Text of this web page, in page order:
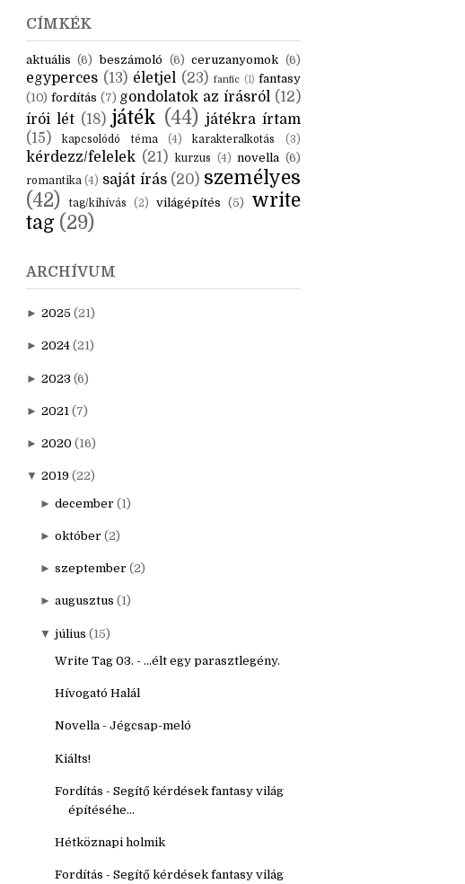
Tiszteljük meg a másik alkotót! ;)
CÍMKÉK
aktuális (6) beszámoló (6) ceruzanyomok (6)
egyperces (13) életjel (23) fanfic (1) fantasy
(10) fordítás (7) gondolatok az írásról (12)
írói lét
(18) játék (44) játékra írtam
(15)
kapcsolódó téma (4) karakteralkotás (3)
kérdezz/felelek
tag/kihívás
tag (29)
► 2025 (21)
► 2024 (21)
► 2023 (6)
► 2021 (7)
2020 (16)
2019 (22)
► december (1)
► október (2)
► szeptember
►augusztus (1)
▼július (15)
Write Tag 03. - ...élt egy parasztlegény.
Hívogató Halál
Novella - Jégcsap-meló
Kiálts!
Fordítás - Segítő kérdések fantasy világ
építéséhe...